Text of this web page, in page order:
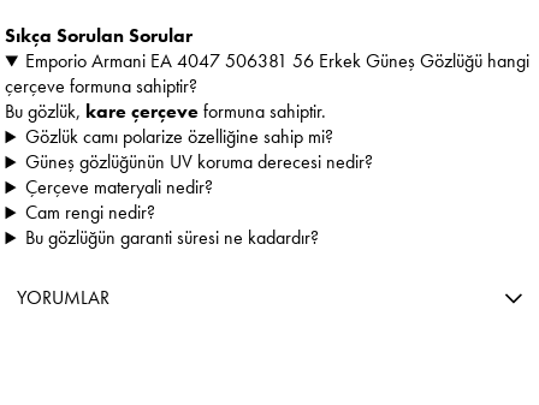
Sıkça Sorulan Sorular
Emporio Armani EA 4047 506381 56 Erkek Güneş Gözlüğü hangi
çerçeve formuna sahiptir?
Bu gözlük, kare çerçeveformuna sahiptir.
Gözlük camı polarize özelliğine sahip mi?
Güneş gözlüğünün UV koruma derecesi nedir?
Çerçeve materyali nedir?
Cam rengi nedir?
Bu gözlüğün garanti süresi ne kadardır?
YORUMLAR